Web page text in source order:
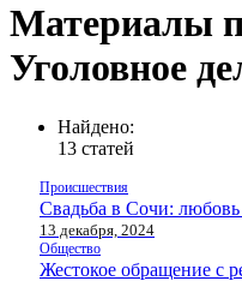
Материалы
Уголовное
Найдено:
13 статей
Происшествия
Свадьба в Сочи: любовь
13 декабря, 2024
Общество
Жестокое обращение с